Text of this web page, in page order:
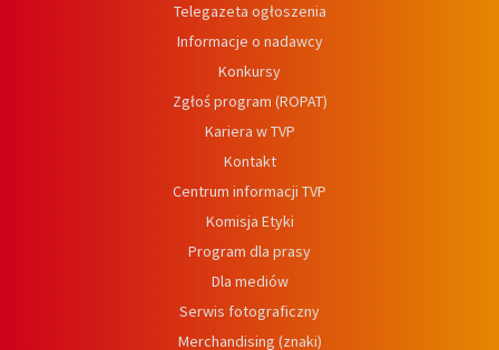
Telegazeta ogłoszenia
Informacje o nadawcy
Konkursy
Zgłoś program (ROPAT)
Kariera w TVP
Kontakt
Centrum informacji TVP
Komisja Etyki
Program dla prasy
Dla mediów
Serwis fotograficzny
Merchandising (znaki)